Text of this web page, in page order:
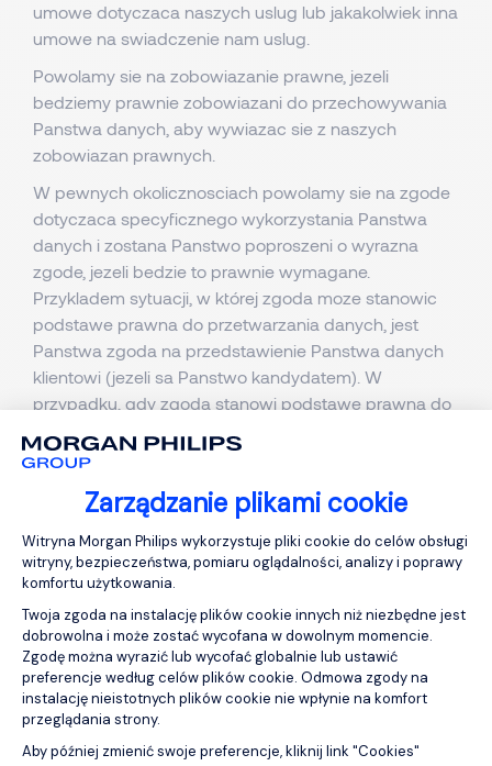
Zarządzanie plikami cookie
Platforma zarządzania zgodą:
Witryna Morgan Philips wykorzystuje pliki cookie do celów obsługi
witryny, bezpieczeństwa, pomiaru oglądalności, analizy i poprawy
komfortu użytkowania.
Twoja zgoda na instalację plików cookie innych niż niezbędne jest
dobrowolna i może zostać wycofana w dowolnym momencie.
Zgodę można wyrazić lub wycofać globalnie lub ustawić
preferencje według celów plików cookie. Odmowa zgody na
instalację nieistotnych plików cookie nie wpłynie na komfort
przeglądania strony.
Aby później zmienić swoje preferencje, kliknij link "Cookies"
umowe dotyczaca naszych uslug lub jakakolwiek inna
umowe na swiadczenie nam uslug.
Powolamy sie na zobowiazanie prawne, jezeli
bedziemy prawnie zobowiazani do przechowywania
Panstwa danych, aby wywiazac sie z naszych
zobowiazan prawnych.
W pewnych okolicznosciach powolamy sie na zgode
dotyczaca specyficznego wykorzystania Panstwa
danych i zostana Panstwo poproszeni o wyrazna
zgode, jezeli bedzie to prawnie wymagane.
Przykladem sytuacji, w której zgoda moze stanowic
podstawe prawna do przetwarzania danych, jest
Panstwa zgoda na przedstawienie Panstwa danych
klientowi (jezeli sa Panstwo kandydatem). W
przypadku, gdy zgoda stanowi podstawe prawna do
chwili maja Panstwo prawo do wycofania swojej
przetwarzania danych.
Nasze uzasadnione interesy.
Nasze uzasadnione interesy związane z
gromadzeniem i przetrzymywaniem Państwa danych
osobowych są następujące:
Jako firma rekrutacyjna i agencja posrednictwa
pracy przedstawiamy kandydatów naszym